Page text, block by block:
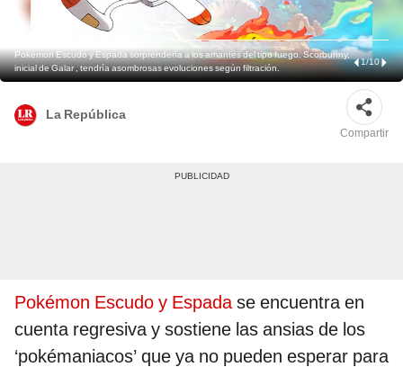
Pokémon Escudo y Espada sorprendería a los amantes del tipo fuego. Scorbunny,
inicial de Galar , tendría asombrosas evoluciones según filtración.
1/10
La República
Compartir
Pokémon Escudo y Espadase encuentra en
cuenta regresiva y sostiene las ansias de los
‘pokémaniacos’ que ya no pueden esperar para